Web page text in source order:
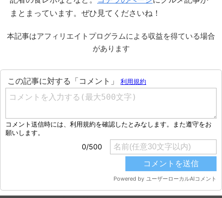
まとまっています。ぜひ見てくださいね！
本記事はアフィリエイトプログラムによる収益を得ている場合
があります